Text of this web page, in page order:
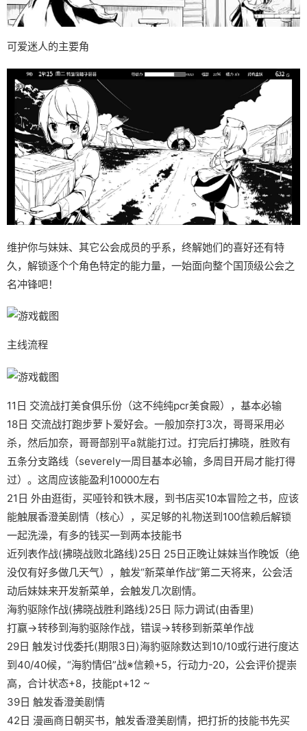
可爱迷人的主要角
维护你与妹妹、其它公会成员的乎系，终解她们的喜好还有特
久，解锁逐个个角色特定的能力量，一始面向整个国顶级公会之
名冲锋吧！
主线流程
11日 交流战打美食俱乐份（这不纯纯pcr美食殿），基本必输
18日 交流战打跑步萝卜爱好会。一般加奈打3次，哥哥采用必
杀，然后加奈，哥哥部别平a就能打过。打完后打拂晓，胜败有
五条分支路线（severely一周目基本必输，多周目开局才能打得
过）。这周应该能盈利10000左右
21日 外由逛街，买哑铃和铁木屐，到书店买10本冒险之书，应该
能触展香澄美剧情（核心），买足够的礼物送到100信赖后解锁
一起洗澡，有多的钱买一到两本技能书
近列表作战(拂晓战败北路线)25日 25日正晚让妹妹当作晚饭（绝
没仅有好多做几天气），触发“新菜单作战”第二天将来，公会活
动后妹妹来开发新菜单，会触发几次剧情。
海豹驱除作战(拂晓战胜利路线)25日 际力调试(由香里)
打赢→转移到海豹驱除作战，错误→转移到新菜单作战
29日 触发讨伐委托(期限3日)海豹驱除数达到10/10或行进行度达
到40/40候，“海豹情侣”战※信赖+5，行动力-20，公会评价提崇
高，合计状态+8，技能pt+12 ~
39日 触发香澄美剧情
42日 漫画商日朝买书，触发香澄美剧情，把打折的技能书先买